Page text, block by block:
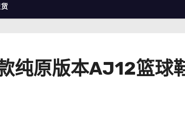
原版本AJ12篮球